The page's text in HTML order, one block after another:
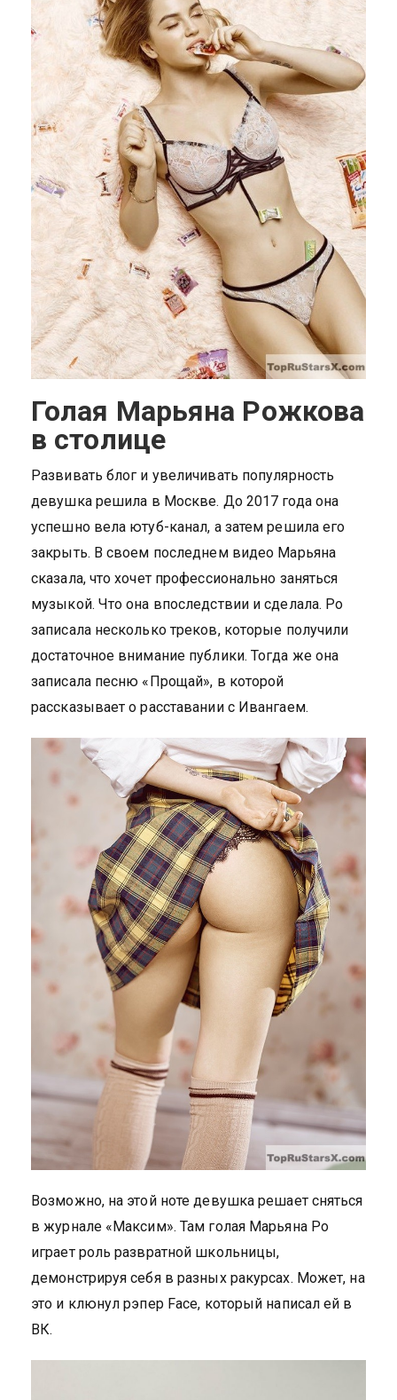
Голая Марьяна Рожкова
в столице
Развивать блог и увеличивать популярность
девушка решила в Москве. До 2017 года она
успешно вела ютуб-канал, а затем решила его
закрыть. В своем последнем видео Марьяна
сказала, что хочет профессионально заняться
музыкой. Что она впоследствии и сделала. Ро
записала несколько треков, которые получили
достаточное внимание публики. Тогда же она
записала песню «Прощай», в которой
рассказывает о расставании с Ивангаем.
Возможно, на этой ноте девушка решает сняться
в журнале «Максим». Там голая Марьяна Ро
играет роль развратной школьницы,
демонстрируя себя в разных ракурсах. Может, на
это и клюнул рэпер Face, который написал ей в
ВК.